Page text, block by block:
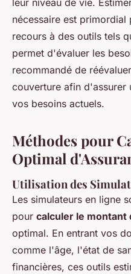
leur niveau de vie.
nécessaire est
recours à des outils tels
permet d'évaluer les
recommandé de
couverture afin d'assurer
vos besoins actuels.
Méthodes pour
Optimal
Utilisation des
Les simulateurs en ligne
pour calculer le montant
optimal. En entrant vos
comme l'âge, l'état de
financières, ces outils